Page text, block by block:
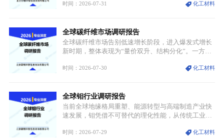
用价值难以被替代。依托理化优势，镍被全球主要经
型为新能源核心战略矿产，全球产业形成“印尼掌控
资源与产能、中国主导消费与技术、工艺向低碳湿法
迭代、再生镍加速补位”的全新格局。
时间：2026-07-31 化工材料
全球碳纤维市场调研报告
全球碳纤维市场告别低速增长阶段，进入爆发式增长
新时期，整体表现为“量价双升、结构分化”。一方面
持续扩张；另一方面产品、需求、应用场景呈现明显
体规模扩张，高附加值领域与规模化工业应用形成两
大独立增长体系。
时间：2026-07-30 化工材料
全球钼行业调研报告
当前全球地缘格局重塑、能源转型与高端制造产业快
速发展，钼凭借不可替代的理化性能，从传统工业金
需格局重构、价值体系重估的新阶段。钼是典型难熔
时间：2026-07-29 化工材料